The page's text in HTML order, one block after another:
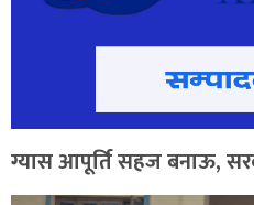
ग्यास आपूर्ति सहज बनाऊ,